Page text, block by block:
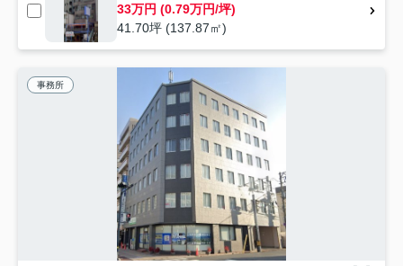
33万円 (0.79万円/坪)
41.70坪 (137.87㎡)
事務所